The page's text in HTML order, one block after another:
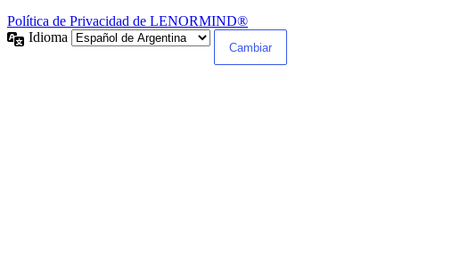
Política de Privacidad de LENORMIND®
Idioma